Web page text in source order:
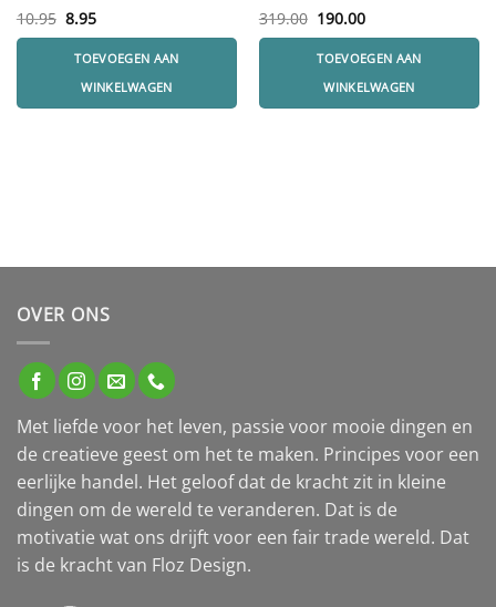
10.95 Oorspronkelijke
prijs
10.95.
8.95Huidige
prijs
8.95.
TOEVOEGEN AAN
WINKELWAGEN
319.00 Oorspronkelijke
prijs
319.00.
190.00Huidige
prijs
190.00.
TOEVOEGEN AAN
WINKELWAGEN
OVER ONS
Met liefde voor het leven, passie voor mooie dingen en
de creatieve geest om het te maken. Principes voor een
eerlijke handel. Het geloof dat de kracht zit in kleine
dingen om de wereld te veranderen. Dat is de
motivatie wat ons drijft voor een fair trade wereld. Dat
is de kracht van Floz Design.